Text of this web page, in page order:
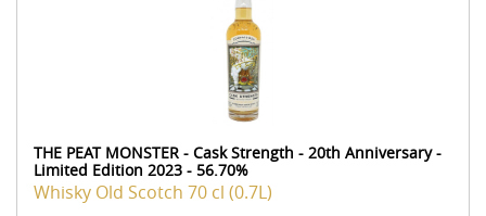
THE PEAT MONSTER - Cask Strength - 20th Anniversary -
Limited Edition 2023 - 56.70%
Whisky Old Scotch 70 cl (0.7L)